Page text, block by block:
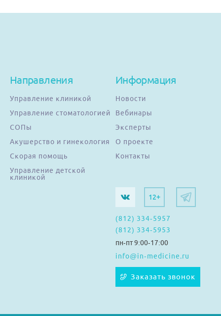
Направления
Управление клиникой
Управление стоматологией
СОПы
Акушерство и гинекология
Скорая помощь
Управление детской
клиникой
Информация
Новости
Вебинары
Эксперты
О проекте
Контакты
12+
(812) 334-5957
(812) 334-5953
пн-пт 9:00-17:00
info@in-medicine.ru
Заказать звонок